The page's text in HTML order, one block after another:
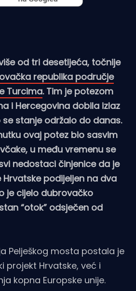
od tri desetljeća, točnije
republika područje
Turcima. Tim je potezom
i Hercegovina dobila izlaz
stanje održalo do danas.
ovaj potez bio sasvim
u među vremenu se
nedostaci činjenice da je
Hrvatske podijeljen na dva
je cijelo dubrovačko
“otok” odsječen od
Pelješkog mosta postala je
projekt Hrvatske, već i
kopna Europske unije.